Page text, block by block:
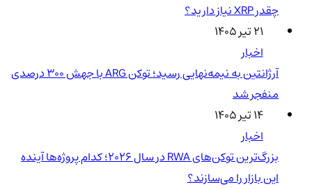
چقدر XRP نیاز دارید؟
۲۱ تیر ۱۴۰۵
اخبار
آرژانتین به نیمه‌نهایی رسید؛ توکن ARG با جهش ۳۰۰ درصدی
منفجر شد
۱۴ تیر ۱۴۰۵
اخبار
بزرگ‌ترین توکن‌های RWA در سال ۲۰۲۶؛ کدام پروژه‌ها آینده
این بازار را می‌سازند؟